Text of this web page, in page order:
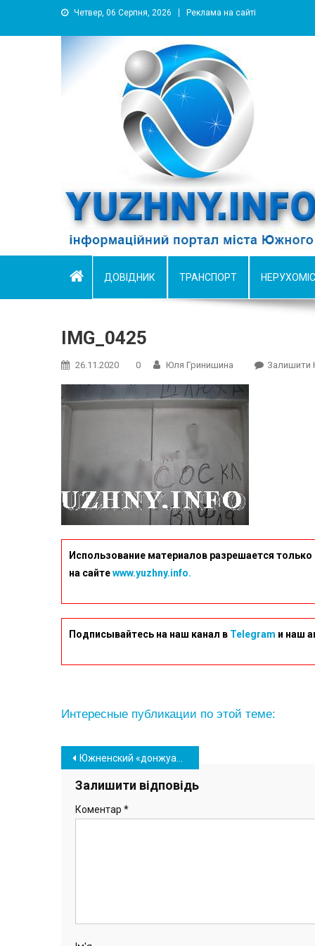
Четвер, 06 Серпня, 2026 Реклама на сайті
YUZHNY.INFO
информационный портал города Южный
ДОВІДНИК ТРАНСПОРТ
IMG_0425
26.11.2020 0 Юля Гринишина Залишити
Использование материалов разрешается
на сайтеwww.yuzhny.info.
Подписывайтесь на наш канал в Telegram и наш
Интересные публикации по этой теме:
Навігація
записів
Южненский «донжуан» портит имущество ОСМД: соседи негодуют (фото)
Залишити відповідь
Коментар *